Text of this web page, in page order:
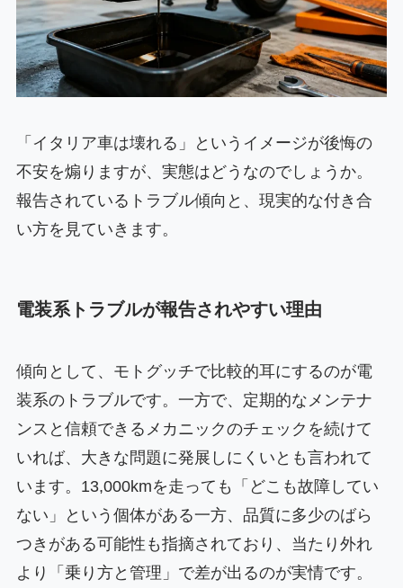
「イタリア車は壊れる」というイメージが後悔の
不安を煽りますが、実態はどうなのでしょうか。
報告されているトラブル傾向と、現実的な付き合
い方を見ていきます。
電装系トラブルが報告されやすい理由
傾向として、モトグッチで比較的耳にするのが電
装系のトラブルです。一方で、定期的なメンテナ
ンスと信頼できるメカニックのチェックを続けて
いれば、大きな問題に発展しにくいとも言われて
います。13,000kmを走っても「どこも故障してい
ない」という個体がある一方、品質に多少のばら
つきがある可能性も指摘されており、当たり外れ
より「乗り方と管理」で差が出るのが実情です。